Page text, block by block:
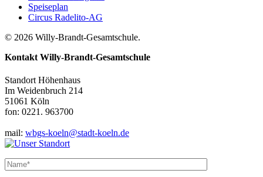
Speiseplan
Circus Radelito-AG
© 2026 Willy-Brandt-Gesamtschule.
Kontakt Willy-Brandt-Gesamtschule
Standort Höhenhaus
Im Weidenbruch 214
51061 Köln
fon: 0221. 963700
mail: wbgs-koeln@stadt-koeln.de